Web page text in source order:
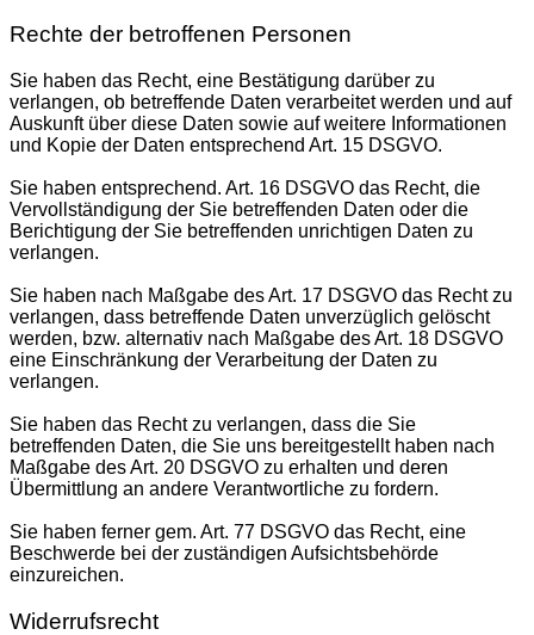
Rechte der betroffenen Personen
Sie haben das Recht, eine Bestätigung darüber zu
verlangen, ob betreffende Daten verarbeitet werden und auf
Auskunft über diese Daten sowie auf weitere Informationen
und Kopie der Daten entsprechend Art. 15 DSGVO.
Sie haben entsprechend. Art. 16 DSGVO das Recht, die
Vervollständigung der Sie betreffenden Daten oder die
Berichtigung der Sie betreffenden unrichtigen Daten zu
verlangen.
Sie haben nach Maßgabe des Art. 17 DSGVO das Recht zu
verlangen, dass betreffende Daten unverzüglich gelöscht
werden, bzw. alternativ nach Maßgabe des Art. 18 DSGVO
eine Einschränkung der Verarbeitung der Daten zu
verlangen.
Sie haben das Recht zu verlangen, dass die Sie
betreffenden Daten, die Sie uns bereitgestellt haben nach
Maßgabe des Art. 20 DSGVO zu erhalten und deren
Übermittlung an andere Verantwortliche zu fordern.
Sie haben ferner gem. Art. 77 DSGVO das Recht, eine
Beschwerde bei der zuständigen Aufsichtsbehörde
einzureichen.
Widerrufsrecht